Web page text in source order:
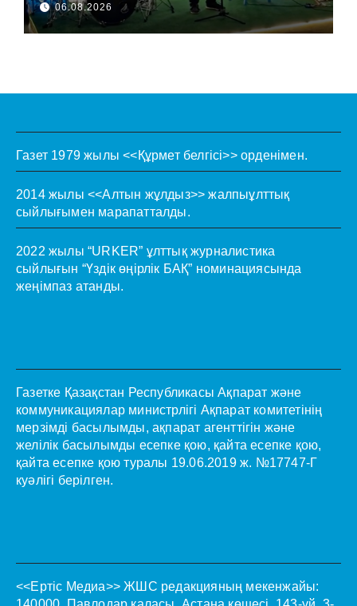
06.08.2026
Газет 1979 жылы <<Құрмет белгісі>> орденімен.
2014 жылы <<Алтын жұлдыз>> жалпыұлттық
сыйлығымен марапатталды.
2022 жылы “URKER” ұлттық журналистика
сыйлығын “Үздік өңірлік БАҚ” номинациясында
жеңімпаз атанды.
Газетке Қазақстан Республикасы Ақпарат және
коммуникациялар министрлігі Ақпарат комитетінің
мерзімді басылымды, ақпарат агенттігін және
желілік басылымды есепке қою, қайта есепке қою,
қайта есепке қою туралы 19.06.2019 ж. №17747-Г
куәлігі берілген.
<<Ертіс Медиа>> ЖШС редакцияның мекенжайы: